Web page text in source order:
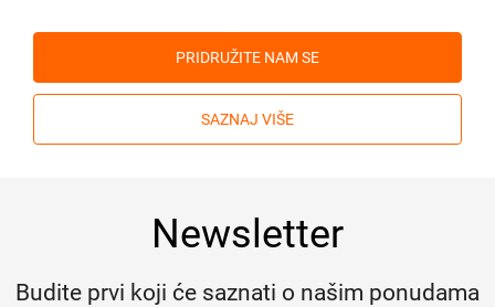
PRIDRUŽITE NAM SE
SAZNAJ VIŠE
Newsletter
Budite prvi koji će saznati o našim ponudama